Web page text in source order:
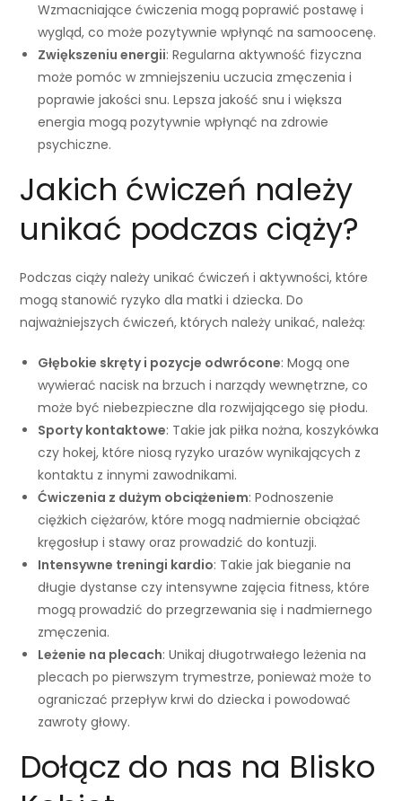
Wzmacniające ćwiczenia mogą poprawić postawę i
wygląd, co może pozytywnie wpłynąć na samoocenę.
Zwiększeniu energii: Regularna aktywność fizyczna
może pomóc w zmniejszeniu uczucia zmęczenia i
poprawie jakości snu. Lepsza jakość snu i większa
energia mogą pozytywnie wpłynąć na zdrowie
psychiczne.
Jakich ćwiczeń należy
unikać podczas ciąży?
Podczas ciąży należy unikać ćwiczeń i aktywności, które
mogą stanowić ryzyko dla matki i dziecka. Do
najważniejszych ćwiczeń, których należy unikać, należą:
Głębokie skręty i pozycje odwrócone: Mogą one
wywierać nacisk na brzuch i narządy wewnętrzne, co
może być niebezpieczne dla rozwijającego się płodu.
Sporty kontaktowe: Takie jak piłka nożna, koszykówka
czy hokej, które niosą ryzyko urazów wynikających z
kontaktu z innymi zawodnikami.
Ćwiczenia z dużym obciążeniem: Podnoszenie
ciężkich ciężarów, które mogą nadmiernie obciążać
kręgosłup i stawy oraz prowadzić do kontuzji.
Intensywne treningi kardio: Takie jak bieganie na
długie dystanse czy intensywne zajęcia fitness, które
mogą prowadzić do przegrzewania się i nadmiernego
zmęczenia.
Leżenie na plecach: Unikaj długotrwałego leżenia na
plecach po pierwszym trymestrze, ponieważ może to
ograniczać przepływ krwi do dziecka i powodować
zawroty głowy.
Dołącz do nas na Blisko